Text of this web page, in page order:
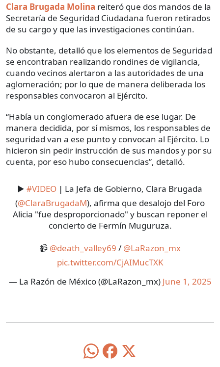
Clara Brugada Molina reiteró que dos mandos de la
Secretaría de Seguridad Ciudadana fueron retirados
de su cargo y que las investigaciones continúan.
No obstante, detalló que los elementos de Seguridad
se encontraban realizando rondines de vigilancia,
cuando vecinos alertaron a las autoridades de una
aglomeración; por lo que de manera deliberada los
responsables convocaron al Ejército.
“Había un conglomerado afuera de ese lugar. De
manera decidida, por sí mismos, los responsables de
seguridad van a ese punto y convocan al Ejército. Lo
hicieron sin pedir instrucción de sus mandos y por su
cuenta, por eso hubo consecuencias”, detalló.
▶️ #VIDEO | La Jefa de Gobierno, Clara Brugada
(@ClaraBrugadaM), afirma que desalojo del Foro
Alicia "fue desproporcionado" y buscan reponer el
concierto de Fermín Muguruza.
📹 @death_valley69 / @LaRazon_mx
pic.twitter.com/CjAIMucTXK
— La Razón de México (@LaRazon_mx) June 1, 2025